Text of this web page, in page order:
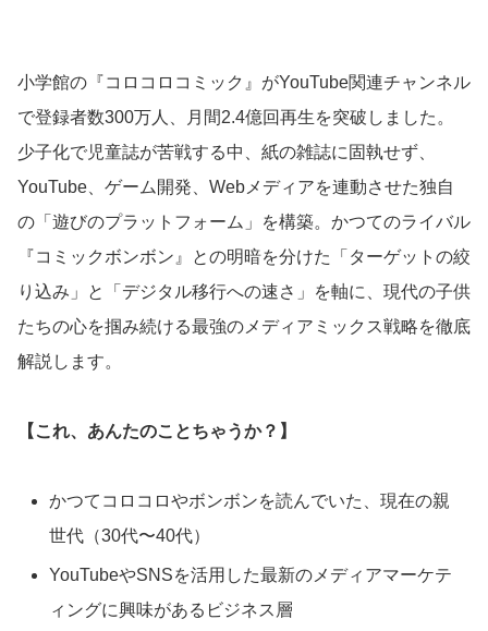
小学館の『コロコロコミック』がYouTube関連チャンネル
で登録者数300万人、月間2.4億回再生を突破しました。
少子化で児童誌が苦戦する中、紙の雑誌に固執せず、
YouTube、ゲーム開発、Webメディアを連動させた独自
の「遊びのプラットフォーム」を構築。かつてのライバル
『コミックボンボン』との明暗を分けた「ターゲットの絞
り込み」と「デジタル移行への速さ」を軸に、現代の子供
たちの心を掴み続ける最強のメディアミックス戦略を徹底
解説します。
【これ、あんたのことちゃうか？】
かつてコロコロやボンボンを読んでいた、現在の親
世代（30代〜40代）
YouTubeやSNSを活用した最新のメディアマーケテ
ィングに興味があるビジネス層